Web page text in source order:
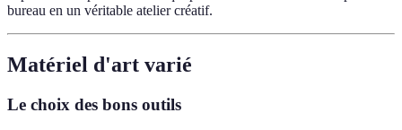
bureau en un véritable atelier créatif.
Matériel d'art varié
Le choix des bons outils